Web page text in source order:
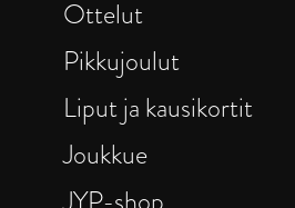
Ottelut
Pikkujoulut
Liput ja kausikortit
Joukkue